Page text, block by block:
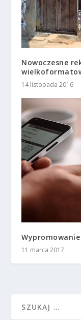
Nowoczesne
14 listopada 2016
11 marca 2017